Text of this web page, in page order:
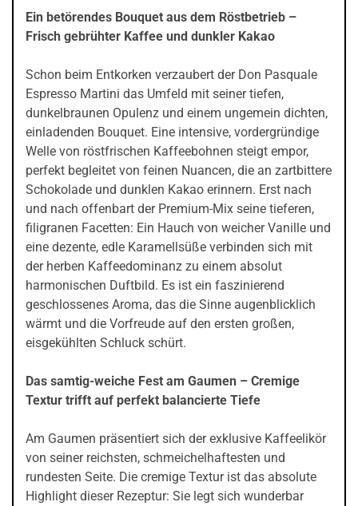
Ein betörendes Bouquet aus dem Röstbetrieb –
Frisch gebrühter Kaffee und dunkler Kakao
Schon beim Entkorken verzaubert der Don Pasquale
Espresso Martini das Umfeld mit seiner tiefen,
dunkelbraunen Opulenz und einem ungemein dichten,
einladenden Bouquet. Eine intensive, vordergründige
Welle von röstfrischen Kaffeebohnen steigt empor,
perfekt begleitet von feinen Nuancen, die an zartbittere
Schokolade und dunklen Kakao erinnern. Erst nach
und nach offenbart der Premium-Mix seine tieferen,
filigranen Facetten: Ein Hauch von weicher Vanille und
eine dezente, edle Karamellsüße verbinden sich mit
der herben Kaffeedominanz zu einem absolut
harmonischen Duftbild. Es ist ein faszinierend
geschlossenes Aroma, das die Sinne augenblicklich
wärmt und die Vorfreude auf den ersten großen,
eisgekühlten Schluck schürt.
Das samtig-weiche Fest am Gaumen – Cremige
Textur trifft auf perfekt balancierte Tiefe
Am Gaumen präsentiert sich der exklusive Kaffeelikör
von seiner reichsten, schmeichelhaftesten und
rundesten Seite. Die cremige Textur ist das absolute
Highlight dieser Rezeptur: Sie legt sich wunderbar